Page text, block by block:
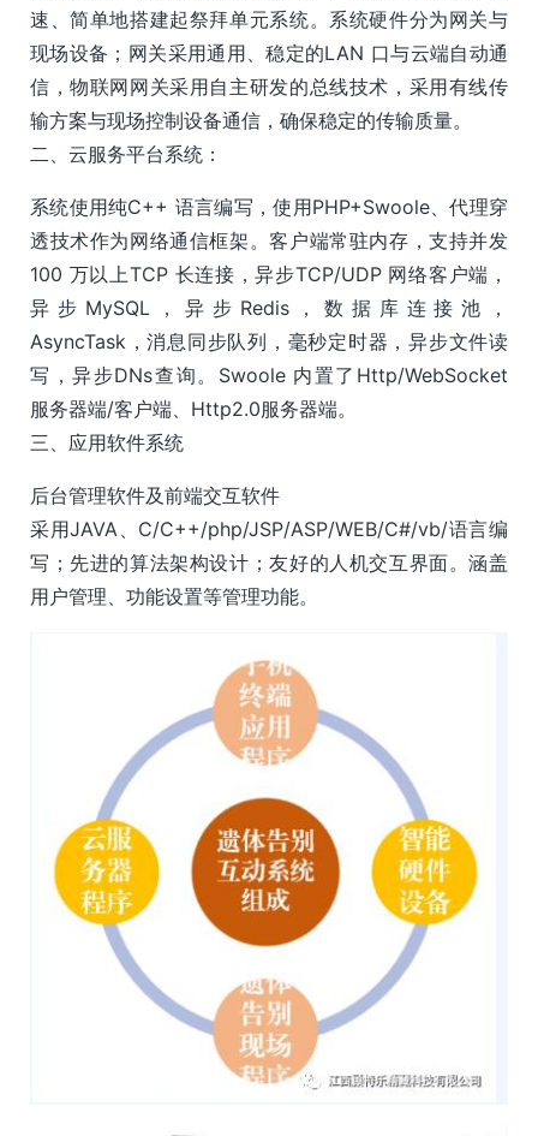
速、简单地搭建起祭拜单元系统。系统硬件分为网关与
现场设备；网关采用通用、稳定的LAN 口与云端自动通
信，物联网网关采用自主研发的总线技术，采用有线传
输方案与现场控制设备通信，确保稳定的传输质量。
二、云服务平台系统：
系统使用纯C++ 语言编写，使用PHP+Swoole、代理穿
透技术作为网络通信框架。客户端常驻内存，支持并发
100 万以上TCP 长连接，异步TCP/UDP 网络客户端，
异步MySQL，异步Redis，数据库连接池，
AsyncTask，消息同步队列，毫秒定时器，异步文件读
写，异步DNs查询。Swoole 内置了Http/WebSocket
服务器端/客户端、Http2.0服务器端。
三、应用软件系统
后台管理软件及前端交互软件
采用JAVA、C/C++/php/JSP/ASP/WEB/C#/vb/语言编
写；先进的算法架构设计；友好的人机交互界面。涵盖
用户管理、功能设置等管理功能。